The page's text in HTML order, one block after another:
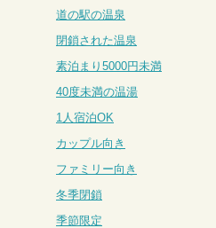
道の駅の温泉
閉鎖された温泉
素泊まり5000円未満
40度未満の温湯
1人宿泊OK
カップル向き
ファミリー向き
冬季閉鎖
季節限定